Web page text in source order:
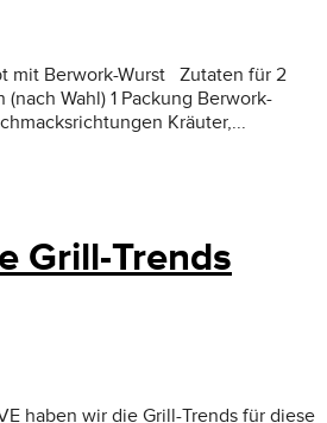
mit Berwork-Wurst Zutaten für 2
Wahl) 1 Packung Berwork-
Kräuter,...
Grill-Trends
haben wir die Grill-Trends für diese